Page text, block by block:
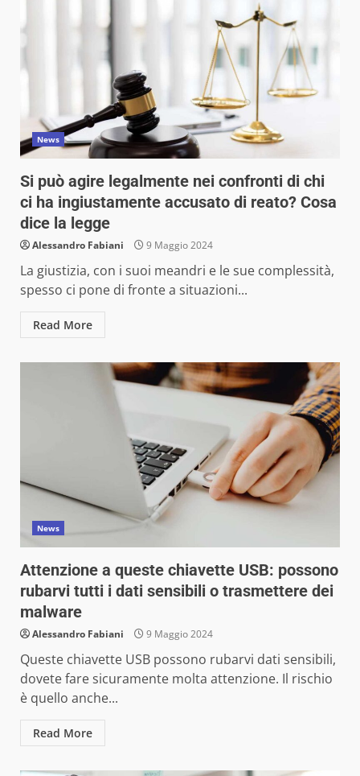
News
Si può agire legalmente nei confronti di chi
ci ha ingiustamente accusato di reato? Cosa
dice la legge
Alessandro Fabiani 9 Maggio 2024
La giustizia, con i suoi meandri e le sue complessità,
spesso ci pone di fronte a situazioni...
Read More
News
Attenzione a queste chiavette USB: possono
rubarvi tutti i dati sensibili o trasmettere dei
malware
Alessandro Fabiani 9 Maggio 2024
Queste chiavette USB possono rubarvi dati sensibili,
dovete fare sicuramente molta attenzione. Il rischio
è quello anche...
Read More